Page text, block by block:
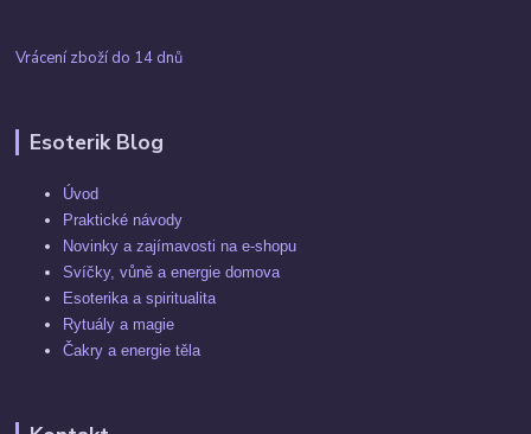
Vrácení zboží do 14 dnů
Esoterik Blog
Úvod
Praktické návody
Novinky a zajímavosti na e-shopu
Svíčky, vůně a energie domova
Esoterika a spiritualita
Rytuály a magie
Čakry a energie těla